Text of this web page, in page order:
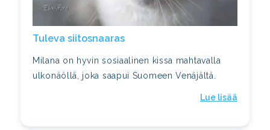
tuleva siitosnaaras
Milana on hyvin sosiaalinen kissa mahtavalla
ulkonäöllä, joka saapui Suomeen Venäjältä.
Lue lisää